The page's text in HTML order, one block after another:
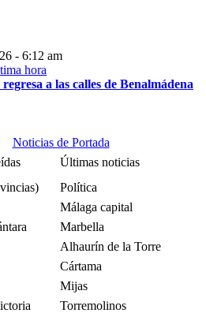
- 6:12 am
a las calles de Benalmádena
Noticias de Portada
Últimas noticias
Política
Málaga capital
Marbella
Alhaurín de la Torre
Cártama
Mijas
Torremolinos